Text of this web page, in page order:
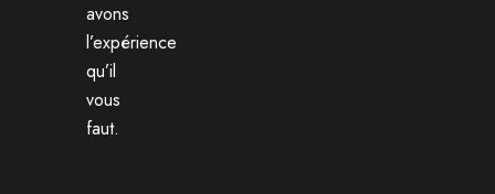
avons
l’expérience
qu’il
vous
faut.